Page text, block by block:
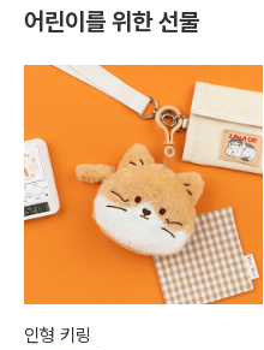
어린이를 위한 선물
인형 키링